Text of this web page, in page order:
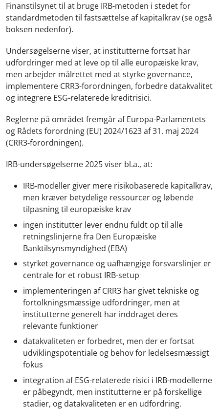
Finanstilsynet til at bruge IRB-metoden i stedet for
standardmetoden til fastsættelse af kapitalkrav (se også
boksen nedenfor).
Undersøgelserne viser, at institutterne fortsat har
udfordringer med at leve op til alle europæiske krav,
men arbejder målrettet med at styrke governance,
implementere CRR3-forordningen, forbedre datakvalitet
og integrere ESG-relaterede kreditrisici.
Reglerne på området fremgår af Europa-Parlamentets
og Rådets forordning (EU) 2024/1623 af 31. maj 2024
(CRR3-forordningen).
IRB-undersøgelserne 2025 viser bl.a., at:
IRB-modeller giver mere risikobaserede kapitalkrav,
men kræver betydelige ressourcer og løbende
tilpasning til europæiske krav
ingen institutter lever endnu fuldt op til alle
retningslinjerne fra Den Europæiske
Banktilsynsmyndighed (EBA)
styrket governance og uafhængige forsvarslinjer er
centrale for et robust IRB-setup
implementeringen af CRR3 har givet tekniske og
fortolkningsmæssige udfordringer, men at
institutterne generelt har inddraget deres
relevante funktioner
datakvaliteten er forbedret, men der er fortsat
udviklingspotentiale og behov for ledelsesmæssigt
fokus
integration af ESG-relaterede risici i IRB-modellerne
er påbegyndt, men institutterne er på forskellige
stadier, og datakvaliteten er en udfordring.